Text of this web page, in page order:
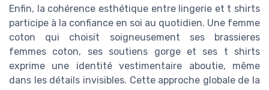
Enfin, la cohérence esthétique entre lingerie et t shirts
participe à la confiance en soi au quotidien. Une femme
coton qui choisit soigneusement ses brassieres
femmes coton, ses soutiens gorge et ses t shirts
exprime une identité vestimentaire aboutie, même
dans les détails invisibles. Cette approche globale de la